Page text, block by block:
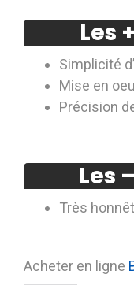
Les
Simplicité
Mise en
Précision
Les
Très
Acheter en ligne